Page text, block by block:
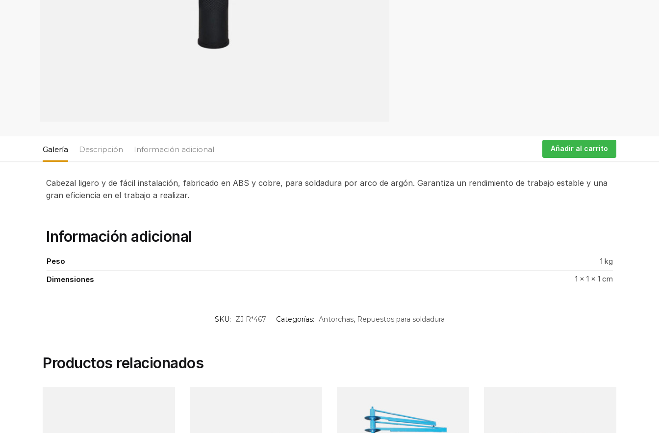
Galería Descripción Información adicional Añadir al carrito
Cabezal ligero y de fácil instalación, fabricado en ABS y cobre, para soldadura por arco de argón. Garantiza un rendimiento de trabajo estable y una
gran eficiencia en el trabajo a realizar.
Información adicional
Peso
1 kg
Dimensiones
1 × 1 × 1 cm
SKU: ZJ R*467 Categorías: Antorchas, Repuestos para soldadura
Productos relacionados